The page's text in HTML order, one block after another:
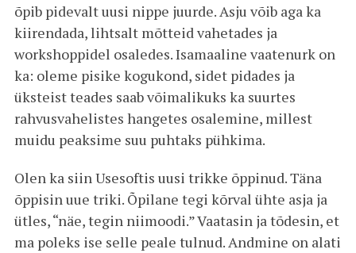
õpib pidevalt uusi nippe juurde. Asju võib aga ka
kiirendada, lihtsalt mõtteid vahetades ja
workshoppidel osaledes. Isamaaline vaatenurk on
ka: oleme pisike kogukond, sidet pidades ja
üksteist teades saab võimalikuks ka suurtes
rahvusvahelistes hangetes osalemine, millest
muidu peaksime suu puhtaks pühkima.
Olen ka siin Usesoftis uusi trikke õppinud. Täna
õppisin uue triki. Õpilane tegi kõrval ühte asja ja
ütles, “näe, tegin niimoodi.” Vaatasin ja tõdesin, et
ma poleks ise selle peale tulnud. Andmine on alati